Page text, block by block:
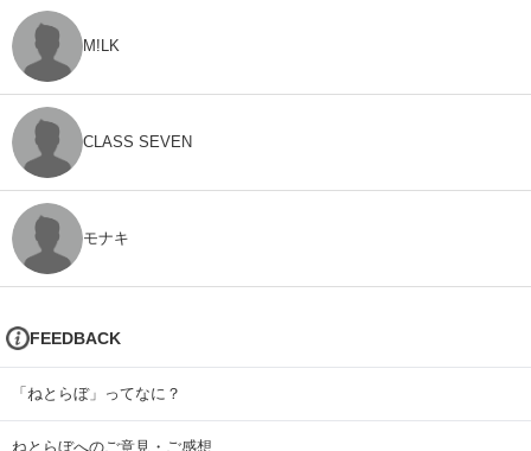
M!LK
CLASS SEVEN
モナキ
FEEDBACK
「ねとらぼ」ってなに？
ねとらぼへのご意見・ご感想